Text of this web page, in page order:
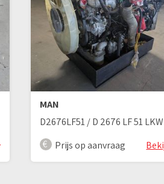
MAN
Prijs op aanvraag